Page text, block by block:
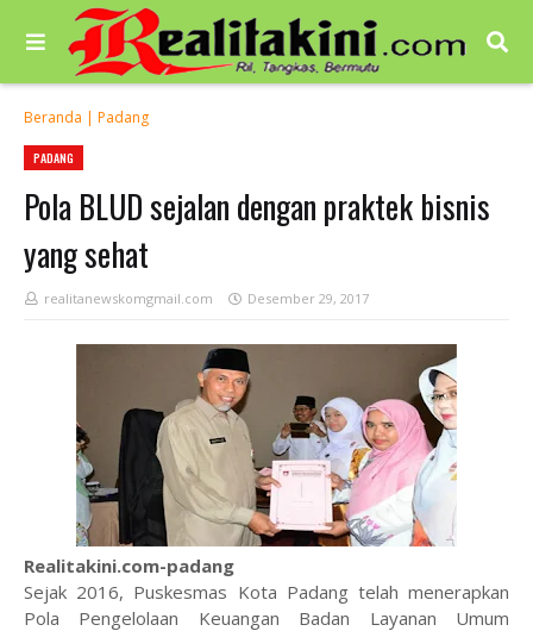
Beranda | Padang
PADANG
Pola BLUD sejalan dengan praktek bisnis
yang sehat
realitanewskomgmail.com Desember 29, 2017
Realitakini.com-padang
Sejak 2016, Puskesmas Kota Padang telah menerapkan
Pola Pengelolaan Keuangan Badan Layanan Umum